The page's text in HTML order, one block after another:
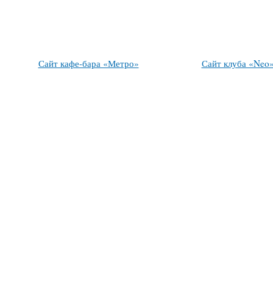
Сайт кафе-бара «Метро» Сайт клуба